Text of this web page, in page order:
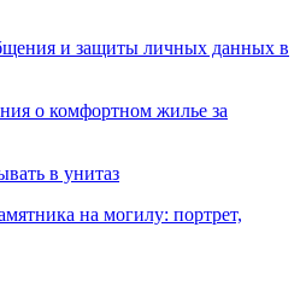
и защиты личных данных в
о комфортном жилье за
в унитаз
на могилу: портрет,